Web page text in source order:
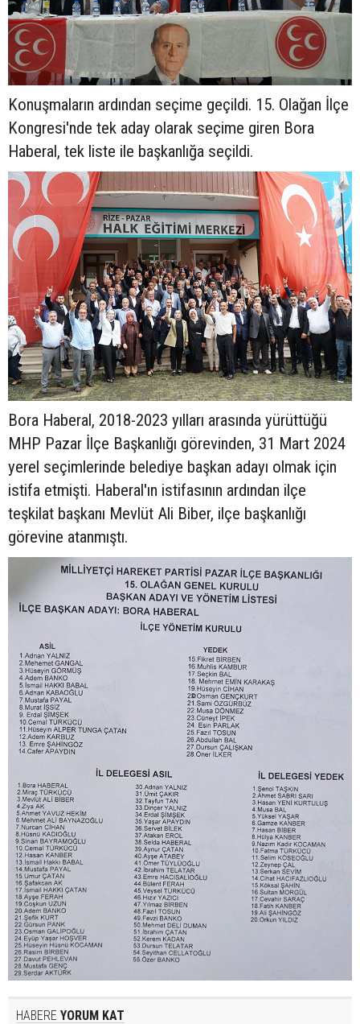
Konuşmaların ardından seçime geçildi. 15. Olağan İlçe
Kongresi'nde tek aday olarak seçime giren Bora
Haberal, tek liste ile başkanlığa seçildi.
Bora Haberal, 2018-2023 yılları arasında yürüttüğü
MHP Pazar İlçe Başkanlığı görevinden, 31 Mart 2024
yerel seçimlerinde belediye başkan adayı olmak için
istifa etmişti. Haberal'ın istifasının ardından ilçe
teşkilat başkanı Mevlüt Ali Biber, ilçe başkanlığı
görevine atanmıştı.
HABERE YORUM KAT